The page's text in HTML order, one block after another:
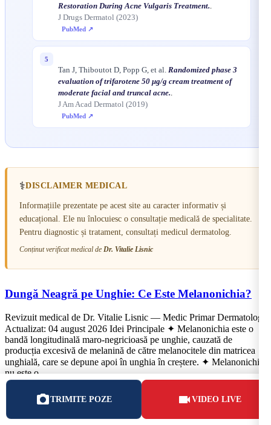
TRIMITE POZE VIDEO LIVE
Restoration During Acne Vulgaris Treatment..
J Drugs Dermatol (2023)
PubMed ↗
5
Tan J, Thiboutot D, Popp G, et al. Randomized phase 3
evaluation of trifarotene 50 μg/g cream treatment of
moderate facial and truncal acne..
J Am Acad Dermatol (2019)
PubMed ↗
⚕️DISCLAIMER MEDICAL
Informațiile prezentate pe acest site au caracter informativ și
educațional. Ele nu înlocuiesc o consultație medicală de specialitate.
Pentru diagnostic și tratament, consultați medicul dermatolog.
Conținut verificat medical de Dr. Vitalie Lisnic
Dungă Neagră pe Unghie: Ce Este Melanonichia?
Revizuit medical de Dr. Vitalie Lisnic — Medic Primar Dermatolog
Actualizat: 04 august 2026 Idei Principale ✦ Melanonichia este o
bandă longitudinală maro-negricioasă pe unghie, cauzată de
producția excesivă de melanină de către melanocitele din matricea
unghială, care se depune apoi în unghia în creștere. ✦ Melanonichia
nu este o
Mai mult »
august 4, 2026Niciun comentariu